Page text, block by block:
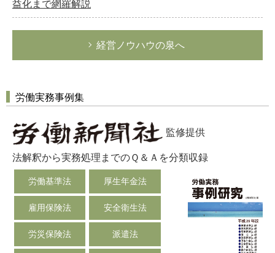
益化まで網羅解説
経営ノウハウの泉へ
労働実務事例集
監修提供
法解釈から実務処理までのＱ＆Ａを分類収録
労働基準法 厚生年金法
雇用保険法 安全衛生法
労災保険法 派遣法